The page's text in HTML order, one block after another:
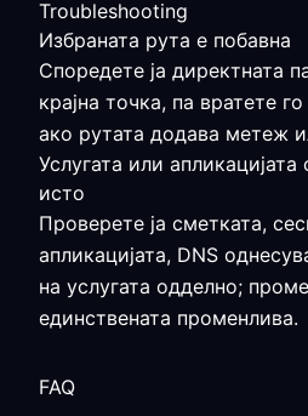
Troubleshooting
Избраната рута е побавна
Споредете ја директната
крајна точка, па вратете
ако рутата додава метеж
Услугата или
исто
Проверете ја сметката,
апликацијата, DNS
на услугата одделно;
единствената променлива.
FAQ